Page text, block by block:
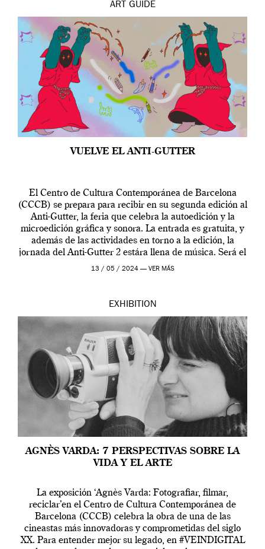
ART GUIDE
VUELVE EL ANTI-GUTTER
El Centro de Cultura Contemporánea de Barcelona
(CCCB) se prepara para recibir en su segunda edición al
Anti-Gutter, la feria que celebra la autoedición y la
microedición gráfica y sonora. La entrada es gratuita, y
además de las actividades en torno a la edición, la
jornada del Anti-Gutter 2 estára llena de música. Será el
[…]
13 / 05 / 2024 — VER MÁS
EXHIBITION
AGNÈS VARDA: 7 PERSPECTIVAS SOBRE LA
VIDA Y EL ARTE
La exposición ‘Agnès Varda: Fotografiar, filmar,
reciclar’en el Centro de Cultura Contemporánea de
Barcelona (CCCB) celebra la obra de una de las
cineastas más innovadoras y comprometidas del siglo
XX. Para entender mejor su legado, en #VEINDIGITAL